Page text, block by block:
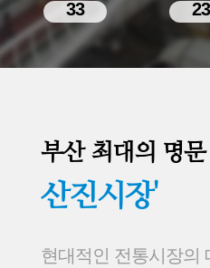
33 23
부산 최대의 명
산진시장'
현대적인 전통시장의